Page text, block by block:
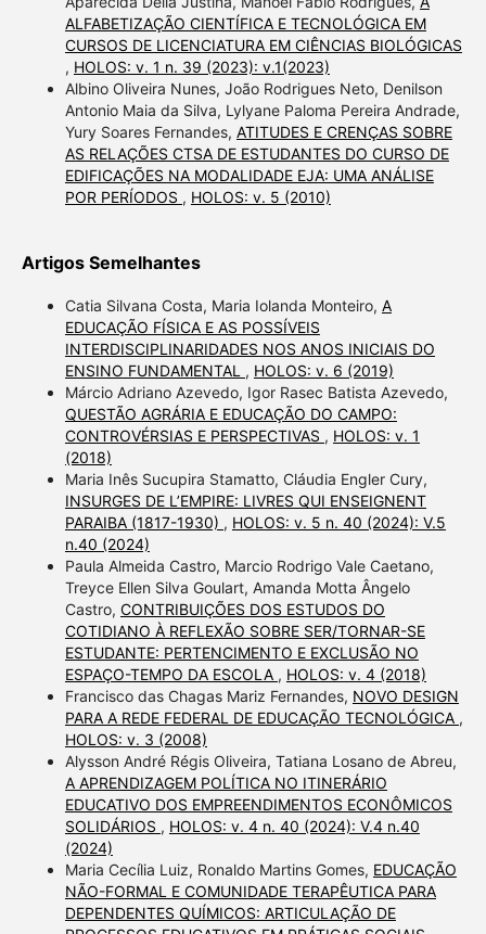
ALFABETIZAÇÃO CIENTÍFICA E TECNOLÓGICA EM
CURSOS DE LICENCIATURA EM CIÊNCIAS BIOLÓGICAS
, HOLOS: v. 1 n. 39 (2023): v.1(2023)
Albino Oliveira Nunes, João Rodrigues Neto, Denilson
Antonio Maia da Silva, Lylyane Paloma Pereira Andrade,
Yury Soares Fernandes, ATITUDES E CRENÇAS SOBRE
AS RELAÇÕES CTSA DE ESTUDANTES DO CURSO DE
EDIFICAÇÕES NA MODALIDADE EJA: UMA ANÁLISE
POR PERÍODOS , HOLOS: v. 5 (2010)
Artigos Semelhantes
Catia Silvana Costa, Maria Iolanda Monteiro, A
EDUCAÇÃO FÍSICA E AS POSSÍVEIS
INTERDISCIPLINARIDADES NOS ANOS INICIAIS DO
ENSINO FUNDAMENTAL , HOLOS: v. 6 (2019)
Márcio Adriano Azevedo, Igor Rasec Batista Azevedo,
QUESTÃO AGRÁRIA E EDUCAÇÃO DO CAMPO:
CONTROVÉRSIAS E PERSPECTIVAS , HOLOS: v. 1
(2018)
Maria Inês Sucupira Stamatto, Cláudia Engler Cury,
INSURGES DE L’EMPIRE: LIVRES QUI ENSEIGNENT
PARAIBA (1817-1930) , HOLOS: v. 5 n. 40 (2024): V.5
n.40 (2024)
Paula Almeida Castro, Marcio Rodrigo Vale Caetano,
Treyce Ellen Silva Goulart, Amanda Motta Ângelo
Castro, CONTRIBUIÇÕES DOS ESTUDOS DO
COTIDIANO À REFLEXÃO SOBRE SER/TORNAR-SE
ESTUDANTE: PERTENCIMENTO E EXCLUSÃO NO
ESPAÇO-TEMPO DA ESCOLA , HOLOS: v. 4 (2018)
Francisco das Chagas Mariz Fernandes, NOVO DESIGN
PARA A REDE FEDERAL DE EDUCAÇÃO TECNOLÓGICA ,
HOLOS: v. 3 (2008)
Alysson André Régis Oliveira, Tatiana Losano de Abreu,
A APRENDIZAGEM POLÍTICA NO ITINERÁRIO
EDUCATIVO DOS EMPREENDIMENTOS ECONÔMICOS
SOLIDÁRIOS , HOLOS: v. 4 n. 40 (2024): V.4 n.40
(2024)
Maria Cecília Luiz, Ronaldo Martins Gomes, EDUCAÇÃO
NÃO-FORMAL E COMUNIDADE TERAPÊUTICA PARA
DEPENDENTES QUÍMICOS: ARTICULAÇÃO DE